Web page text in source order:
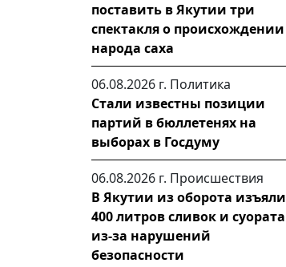
поставить в Якутии три
спектакля о происхождении
народа саха
06.08.2026 г. Политика
Стали известны позиции
партий в бюллетенях на
выборах в Госдуму
06.08.2026 г. Происшествия
В Якутии из оборота изъяли
400 литров сливок и суората
из-за нарушений
безопасности